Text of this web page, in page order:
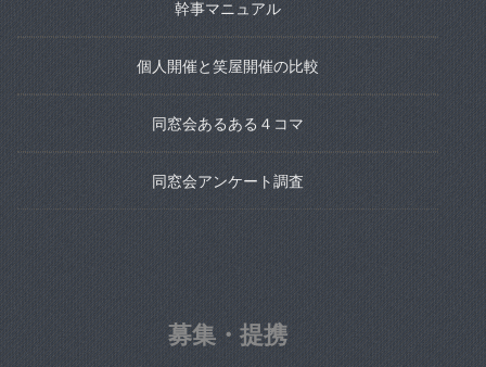
幹事マニュアル
個人開催と笑屋開催の比較
同窓会あるある４コマ
同窓会アンケート調査
募集・提携